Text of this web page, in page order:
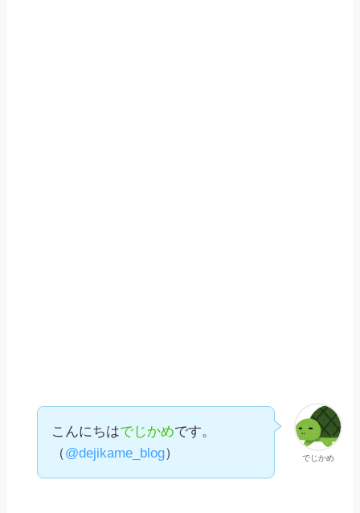
でじかめ
こんにちはでじかめです。
（@dejikame_blog）